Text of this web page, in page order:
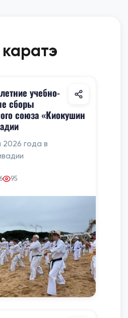
учебно-
сборы
союза «Киокушин
2026 года в
95